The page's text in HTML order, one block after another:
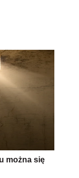
można się